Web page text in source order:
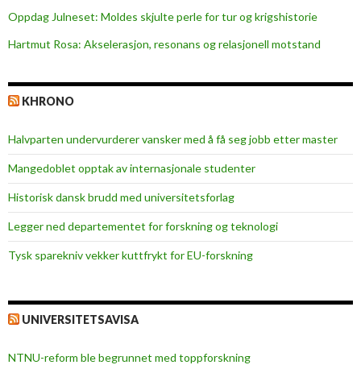
t
e
i
r
t
e
r
e
n
s
Oppdag Julneset: Moldes skjulte perle for tur og krigshistorie
Hartmut Rosa: Akselerasjon, resonans og relasjonell motstand
KHRONO
Halvparten undervurderer vansker med å få seg jobb etter master
Mangedoblet opptak av internasjonale studenter
Historisk dansk brudd med universitetsforlag
Legger ned departementet for forskning og teknologi
Tysk sparekniv vekker kuttfrykt for EU-forskning
UNIVERSITETSAVISA
NTNU-reform ble begrunnet med toppforskning